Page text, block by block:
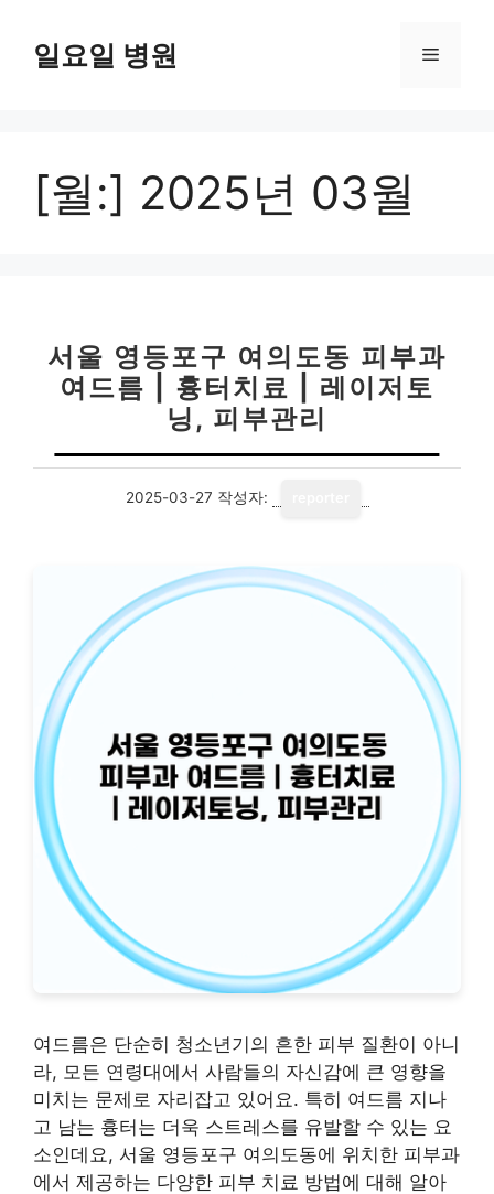
일요일 병원 메
[월:] 2025년 03월
서울 영등포구 여의도동 피부과
여드름 | 흉터치료 | 레이저토
닝, 피부관리
2025-03-27 작성자:
여드름은 단순히 청소년기의 흔한 피부 질환이 아니
라, 모든 연령대에서 사람들의 자신감에 큰 영향을
미치는 문제로 자리잡고 있어요. 특히 여드름 지나
고 남는 흉터는 더욱 스트레스를 유발할 수 있는 요
소인데요, 서울 영등포구 여의도동에 위치한 피부과
에서 제공하는 다양한 피부 치료 방법에 대해 알아